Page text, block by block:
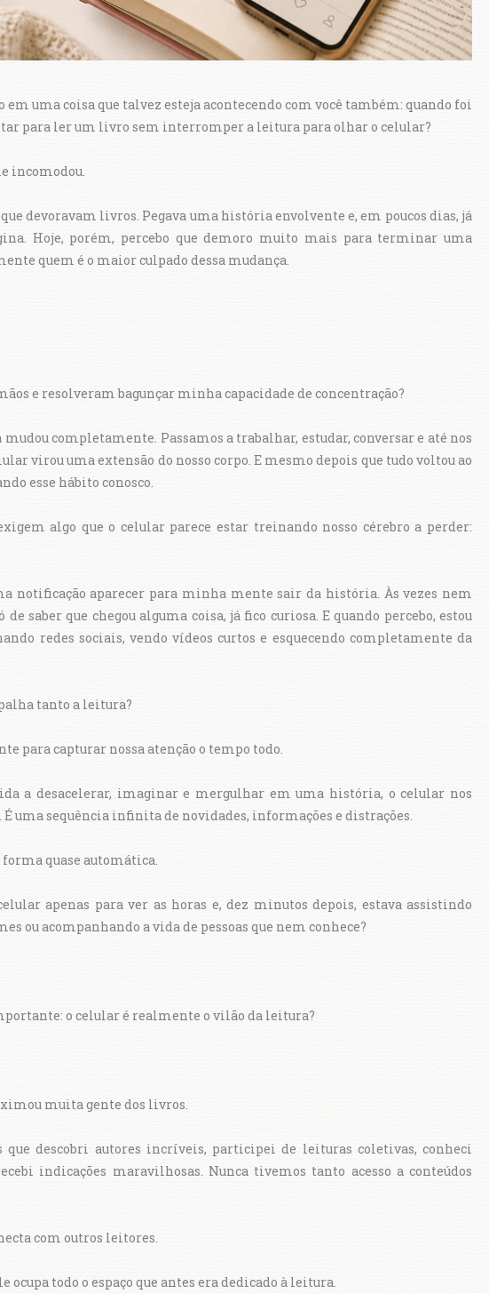
em uma coisa que talvez esteja acontecendo com você também: quando foi
para ler um livro sem interromper a leitura para olhar o celular?
incomodou.
devoravam livros. Pegava uma história envolvente e, em poucos dias, já
Hoje, porém, percebo que demoro muito mais para terminar uma
quem é o maior culpado dessa mudança.
e resolveram bagunçar minha capacidade de concentração?
mudou completamente. Passamos a trabalhar, estudar, conversar e até nos
virou uma extensão do nosso corpo. E mesmo depois que tudo voltou ao
esse hábito conosco.
algo que o celular parece estar treinando nosso cérebro a perder:
notificação aparecer para minha mente sair da história. Às vezes nem
saber que chegou alguma coisa, já fico curiosa. E quando percebo, estou
redes sociais, vendo vídeos curtos e esquecendo completamente da
tanto a leitura?
para capturar nossa atenção o tempo todo.
a desacelerar, imaginar e mergulhar em uma história, o celular nos
uma sequência infinita de novidades, informações e distrações.
forma quase automática.
apenas para ver as horas e, dez minutos depois, estava assistindo
ou acompanhando a vida de pessoas que nem conhece?
o celular é realmente o vilão da leitura?
muita gente dos livros.
que descobri autores incríveis, participei de leituras coletivas, conheci
indicações maravilhosas. Nunca tivemos tanto acesso a conteúdos
com outros leitores.
ocupa todo o espaço que antes era dedicado à leitura.